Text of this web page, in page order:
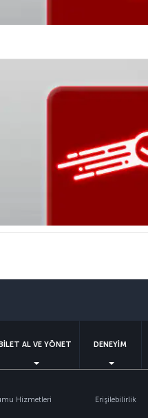
AL VE YÖNET DENEYİM
Hizmetleri Erişilebilirlik